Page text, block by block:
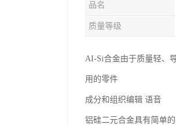
品名
质量等级
AI-Si合金由于质量轻、
用的零件
成分和组织编辑 语音
铝硅二元合金具有简单